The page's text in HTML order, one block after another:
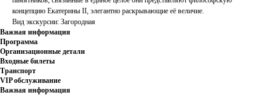
концепцию Екатерины II, элегантно раскрывающие её величие.
Вид экскурсии: Загородная
Важная информация
Программа
Организационные детали
Входные билеты
Транспорт
VIP обслуживание
Важная информация